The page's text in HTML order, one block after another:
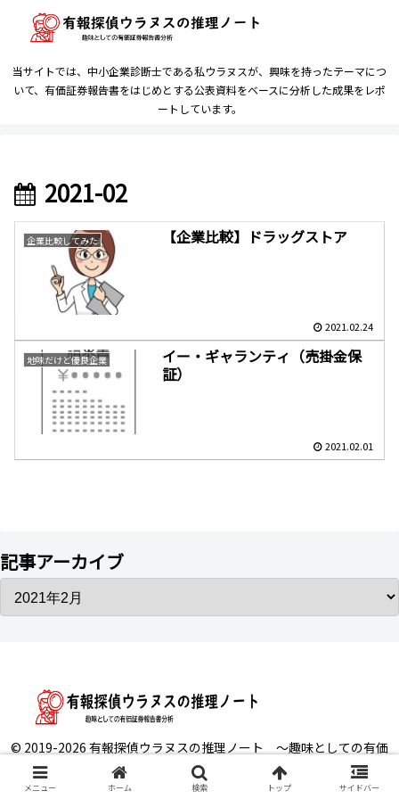
当サイトでは、中小企業診断士である私ウラヌスが、興味を持ったテーマにつ
いて、有価証券報告書をはじめとする公表資料をベースに分析した成果をレポ
ートしています。
2021-02
企業比較してみた 【企業比較】ドラッグストア
2021.02.24
地味だけど優良企業
イー・ギャランティ（売掛金保
証）
2021.02.01
記事アーカイブ
© 2019-2026 有報探偵ウラヌスの推理ノート ～趣味としての有価
証券報告書分析.
メニュー ホーム 検索 トップ サイドバー